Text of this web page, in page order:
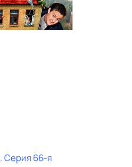
. Серия 66-я